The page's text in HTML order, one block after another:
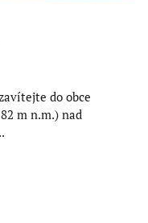
do obce
m n.m.) nad